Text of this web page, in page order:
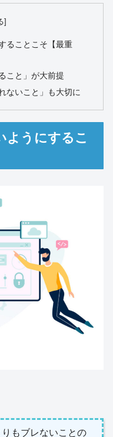
ることこそ【最重
こと」が大前提
ないこと」も大切に
ようにするこ
もブレないことの